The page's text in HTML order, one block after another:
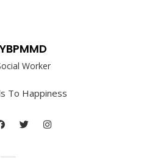
YBPMMD
Worker
To Happiness